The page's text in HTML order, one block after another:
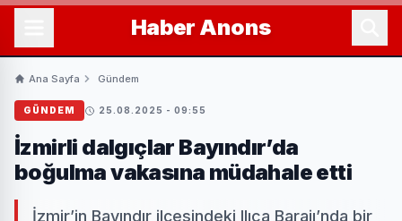
Haber Anons
Ana Sayfa Gündem
GÜNDEM 25.08.2025 - 09:55
İzmirli dalgıçlar Bayındır’da
boğulma vakasına müdahale etti
İzmir’in Bayındır ilçesindeki Ilıca Barajı’nda bir